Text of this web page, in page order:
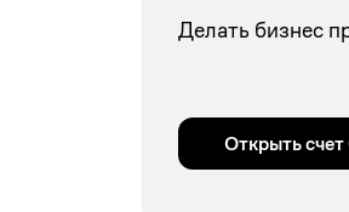
Делать бизнес
Открыть